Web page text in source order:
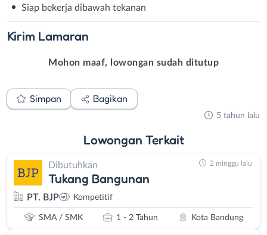
Siap bekerja dibawah tekanan⁣
Kirim Lamaran
Mohon maaf, lowongan sudah ditutup
Simpan Bagikan
5 tahun lalu
Lowongan Terkait
Dibutuhkan
Tukang Bangunan
PT. BJP Kompetitif
SMA / SMK 1 - 2 Tahun Kota Bandung
2 minggu lalu